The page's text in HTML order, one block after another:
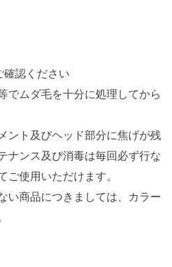
認ください
でムダ毛を十分に処理してから
ント及びヘッド部分に焦げが残
ナンス及び消毒は毎回必ず行な
使用いただけます。
い商品につきましては、カラー